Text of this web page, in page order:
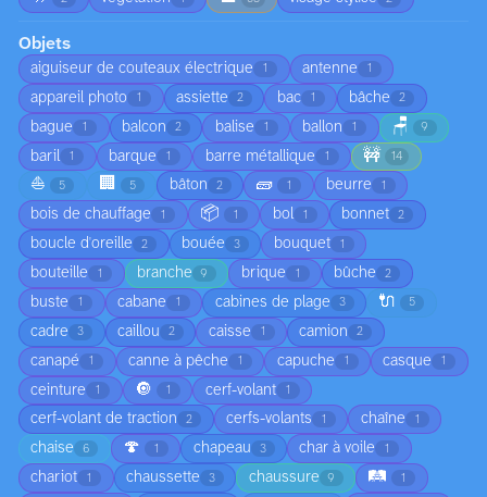
Objets
aiguiseur de couteaux électrique 1 antenne 1
appareil photo 1 assiette 2 bac 1 bâche 2
bague 1 balcon 2 balise 1 ballon 1 🪑 9
baril 1 barque 1 barre métallique 1 🚧 14
⛵ 5 🏢 5 bâton 2 🧱 1 beurre 1
bois de chauffage 1 📦 1 bol 1 bonnet 2
boucle d'oreille 2 bouée 3 bouquet 1
bouteille 1 branche 9 brique 1 bûche 2
buste 1 cabane 1 cabines de plage 3 🔌 5
cadre 3 caillou 2 caisse 1 camion 2
canapé 1 canne à pêche 1 capuche 1 casque 1
ceinture 1 🔘 1 cerf-volant 1
cerf-volant de traction 2 cerfs-volants 1 chaîne 1
chaise 6 🍄 1 chapeau 3 char à voile 1
chariot 1 chaussette 3 chaussure 9 🛤️ 1